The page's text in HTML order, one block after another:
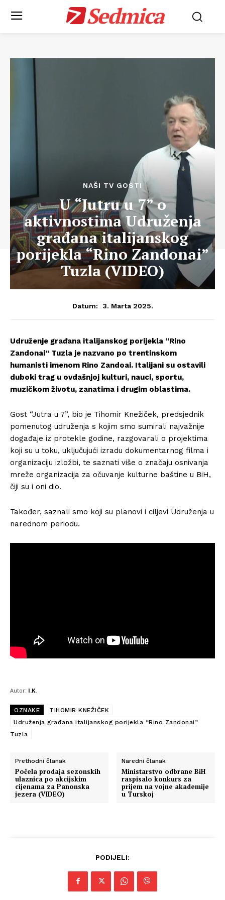
Sedmica
NAŠI TV GOSTI
U “Jutru u 7” o
aktivnostima Udruženja
građana italijanskog
porijekla “Rino Zandonai”
Tuzla (VIDEO)
Datum: 3. Marta 2025.
Udruženje građana italijanskog porijekla “Rino
Zandonai” Tuzla je nazvano po trentinskom
humanisti imenom Rino Zandoai. Italijani su ostavili
duboki trag u ovdašnjoj kulturi, nauci, sportu,
muzičkom životu, zanatima i drugim oblastima.
Gost “Jutra u 7”, bio je Tihomir Knežiček, predsjednik
pomenutog udruženja s kojim smo sumirali najvažnije
događaje iz protekle godine, razgovarali o projektima
koji su u toku, uključujući izradu dokumentarnog filma i
organizaciju izložbi, te saznati više o značaju osnivanja
mreže organizacija za očuvanje kulturne baštine u BiH,
čiji su i oni dio.
Također, saznali smo koji su planovi i ciljevi Udruženja u
narednom periodu.
Autor: I.K.
OZNAKE
TIHOMIR KNEŽIČEK
Udruženja građana italijanskog porijekla “Rino Zandonai”
Tuzla
Prethodni članak
Počela prodaja sezonskih
ulaznica po akcijskim
cijenama za Panonska
jezera (VIDEO)
Naredni članak
Ministarstvo odbrane BiH
raspisalo konkurs za
prijem na vojne akademije
u Turskoj
PODIJELI: